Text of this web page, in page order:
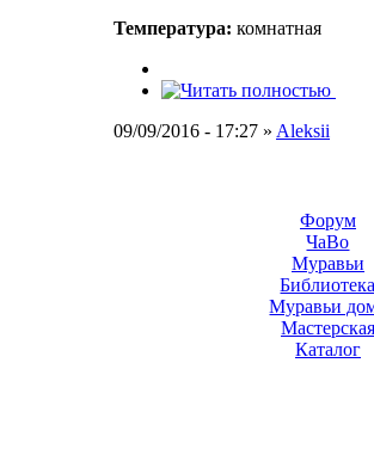
Температура: комнатная
09/09/2016 - 17:27 » Aleksii
Форум
ЧаВо
Муравьи
Муравьи
Мастерская
Каталог